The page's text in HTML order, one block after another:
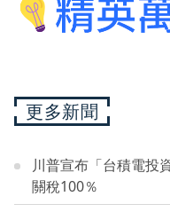
更多新聞
川普宣布「台積電
關稅100％